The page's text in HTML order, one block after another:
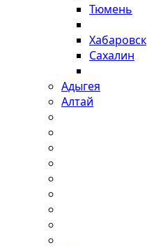
Тюмень
Хабаровск
Сахалин
Адыгея
Алтай